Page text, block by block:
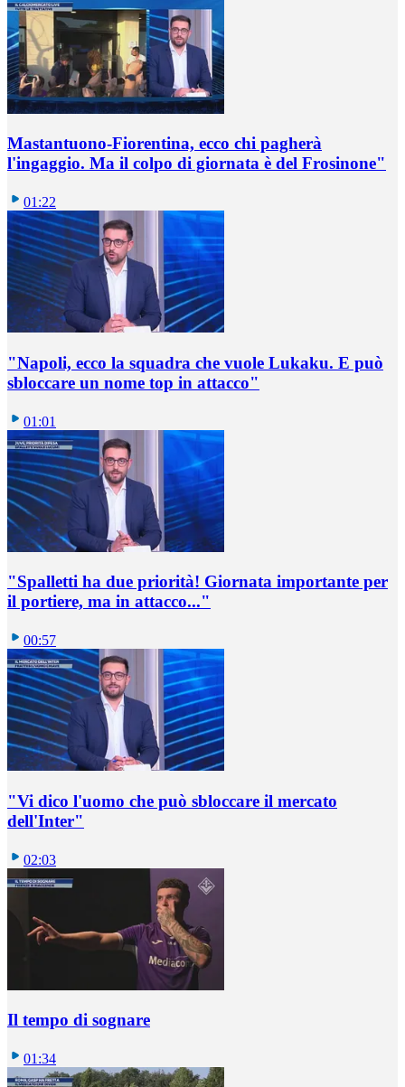
Mastantuono-Fiorentina, ecco chi pagherà
l'ingaggio. Ma il colpo di giornata è del Frosinone"
01:22
"Napoli, ecco la squadra che vuole Lukaku. E può
sbloccare un nome top in attacco"
01:01
"Spalletti ha due priorità! Giornata importante per
il portiere, ma in attacco..."
00:57
"Vi dico l'uomo che può sbloccare il mercato
dell'Inter"
02:03
Il tempo di sognare
01:34